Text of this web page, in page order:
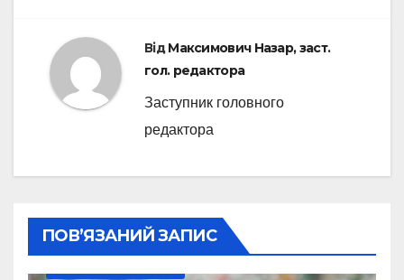
ВідМаксимович Назар, заст.
гол. редактора
Заступник головного
редактора
ПОВ’ЯЗАНИЙ ЗАПИС